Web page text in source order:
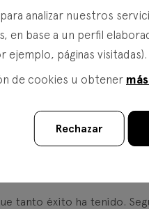
cargo de CEO de
y una destacada
estratégica. Sustituye a
al crecimiento de nuestra
participarán
objetivo de seguir
estos cambios,
productos de ahorro e
eficiente y personalizado.
tanto éxito ha tenido.
analizar nuestros
en base a un perfil
ejemplo, páginas visitadas).
de cookies u obtener
Rechazar